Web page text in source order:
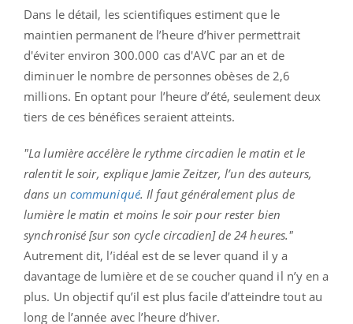
Dans le détail, les scientifiques estiment que le
maintien permanent de l’heure d’hiver permettrait
d'éviter environ 300.000 cas d'AVC par an et de
diminuer le nombre de personnes obèses de 2,6
millions. En optant pour l’heure d’été, seulement deux
tiers de ces bénéfices seraient atteints.
"La lumière accélère le rythme circadien le matin et le
ralentit le soir, explique Jamie Zeitzer, l’un des auteurs,
dans un communiqué. Il faut généralement plus de
lumière le matin et moins le soir pour rester bien
synchronisé [sur son cycle circadien] de 24 heures."
Autrement dit, l’idéal est de se lever quand il y a
davantage de lumière et de se coucher quand il n’y en a
plus. Un objectif qu’il est plus facile d’atteindre tout au
long de l’année avec l’heure d’hiver.